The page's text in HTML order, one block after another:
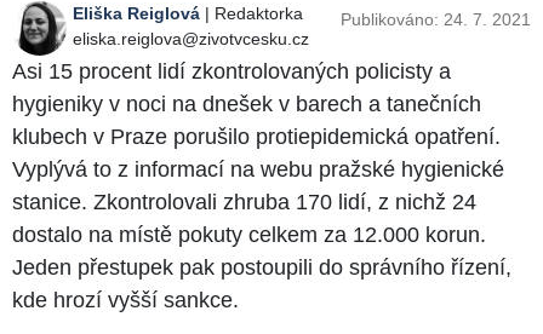
Eliška Reiglová | Redaktorka
eliska.reiglova@zivotvcesku.cz
Publikováno: 24. 7. 2021
Asi 15 procent lidí zkontrolovaných policisty a
hygieniky v noci na dnešek v barech a tanečních
klubech v Praze porušilo protiepidemická opatření.
Vyplývá to z informací na webu pražské hygienické
stanice. Zkontrolovali zhruba 170 lidí, z nichž 24
dostalo na místě pokuty celkem za 12.000 korun.
Jeden přestupek pak postoupili do správního řízení,
kde hrozí vyšší sankce.